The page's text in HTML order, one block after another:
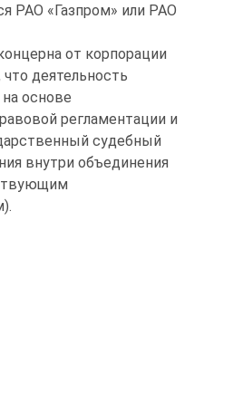
РАО «Газпром» или РАО
от корпорации
деятельность
основе
регламентации и
судебный
внутри объединения